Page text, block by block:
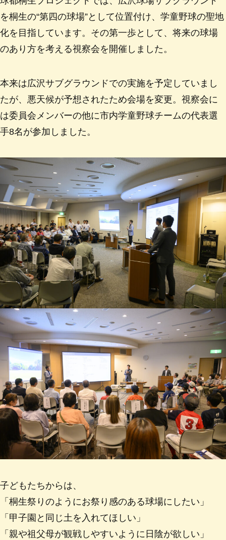
を桐生の“第四の球場”として位置付け、学童野球の聖地
化を目指しています。その第一歩として、将来の球場
のあり方を考える視察会を開催しました。
本来は広沢サブグラウンドでの実施を予定していまし
たが、悪天候が予想されたため会場を変更。視察会に
は委員会メンバーの他に市内学童野球チームの代表選
手8名が参加しました。
子どもたちからは、
「桐生祭りのようにお祭り感のある球場にしたい」
「甲子園と同じ土を入れてほしい」
「親や祖父母が観戦しやすいように日陰が欲しい」